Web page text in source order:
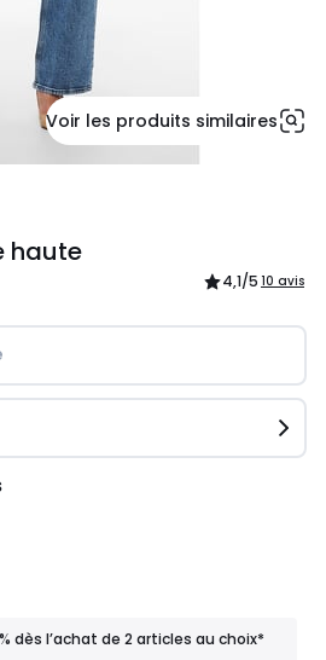
Voir les produits similaires
haute
4,1/5 10 avis
dès l’achat de 2 articles au choix*